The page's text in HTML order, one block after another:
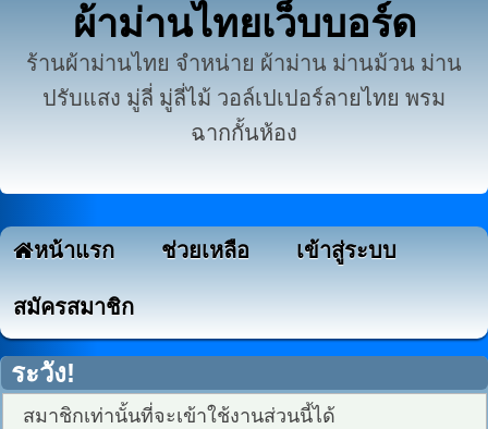
ผ้าม่านไทยเว็บบอร์ด
ร้านผ้าม่านไทย จำหน่าย ผ้าม่าน ม่านม้วน ม่าน
ปรับแสง มู่ลี่ มู่ลี่ไม้ วอล์เปเปอร์ลายไทย พรม
ฉากกั้นห้อง
หน้าแรก ช่วยเหลือ เข้าสู่ระบบ
สมัครสมาชิก
ระวัง!
สมาชิกเท่านั้นที่จะเข้าใช้งานส่วนนี้ได้